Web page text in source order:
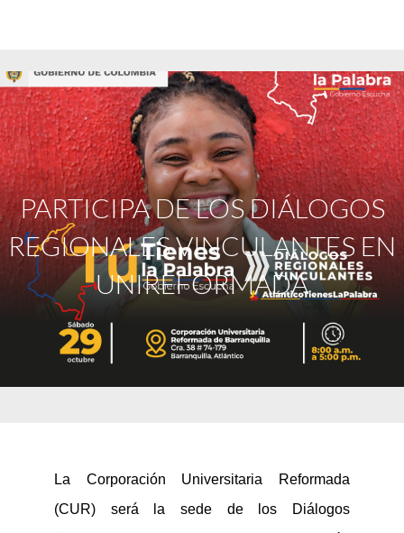
PARTICIPA DE LOS DIÁLOGOS
REGIONALES VINCULANTES EN
UNIREFORMADA
La Corporación Universitaria Reformada
(CUR) será la sede de los Diálogos